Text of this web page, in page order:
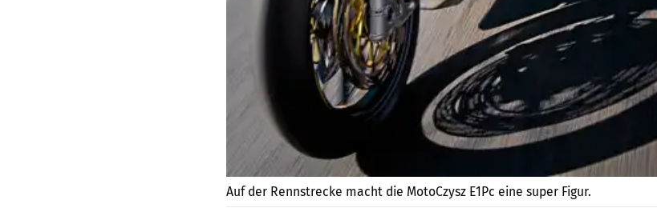
Auf der Rennstrecke macht die MotoCzysz E1Pc eine super Figur.